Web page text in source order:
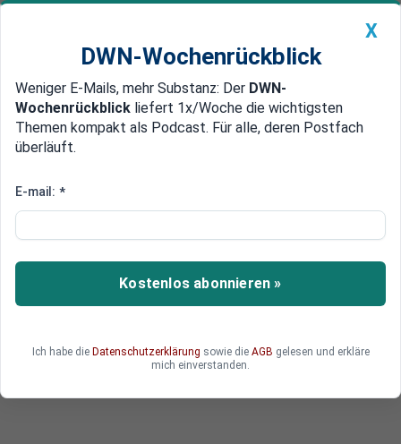
Newsticker MEIN DWN: Geldanlage Premium
Edelmetalle DWN-Magazin China
Wegen Hilfe bei Steuerflucht
Vermögensverwalter
Swisspartners zahlt 4,4
Millionen Dollar Strafe an USA
Die Swisspartners Group hat sich mit den USA
verständigt. Die US-Behörden werfen dem
Schweizer Vermögensverwalter vor, US-Bürgern
X
DWN-Wochenrückblick
Weniger E-Mails, mehr Substanz: Der DWN-
Wochenrückblick liefert 1x/Woche die wichtigsten
Themen kompakt als Podcast. Für alle, deren Postfach
überläuft.
E-mail: *
Kostenlos abonnieren »
Ich habe die Datenschutzerklärung sowie die AGB gelesen und erkläre
mich einverstanden.